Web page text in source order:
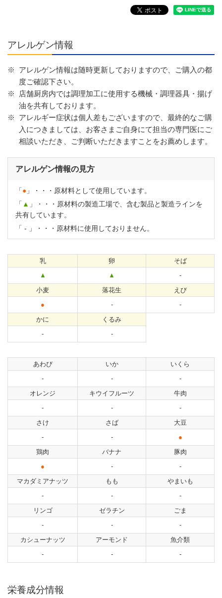
アレルゲン情報
※
アレルゲン情報は随時更新しておりますので、ご購入の都
度ご確認下さい。
※
店舗厨房内では調理加工に使用する機械・調理器具・揚げ
油を共有しております。
※
アレルギー症状は個人差もございますので、最終的なご購
入につきましては、お客さまご自身にて担当の専門医にご
相談いただき、ご判断いただきますことをお薦めします。
アレルゲン情報の見方
「● 」・・・原材料として使用しています。
「 ▲ 」・・・原材料の製造工場で、含む製品と製造ラインを
共有しています。
「 - 」・・・原材料に使用しておりません。
乳
▲
卵
▲
そば
-
小麦
●
落花生
-
えび
-
かに
-
くるみ
-
あわび
-
いか
-
いくら
-
オレンジ
-
キウイフルーツ
-
牛肉
-
さけ
-
さば
-
大豆
●
鶏肉
●
バナナ
-
豚肉
-
マカダミアナッツ
-
もも
-
やまいも
-
リンゴ
-
ゼラチン
-
ごま
-
カシューナッツ
-
アーモンド
-
魚介類
-
栄養成分情報